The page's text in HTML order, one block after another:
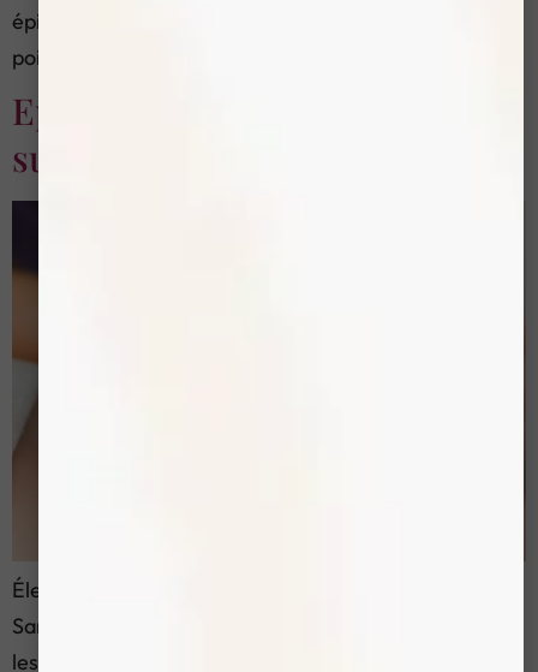
épilation électrique par électrolyse. Elle traite les
poils un par un avec un courant électrique […]
Epilation electrique levre
superieure
Électrolyse Lèvre Supérieure: La Méthode Définitive
Sans Risque La lèvre supérieure est l’une des zones
les plus exposées du visage. Un duvet fin ou des poils